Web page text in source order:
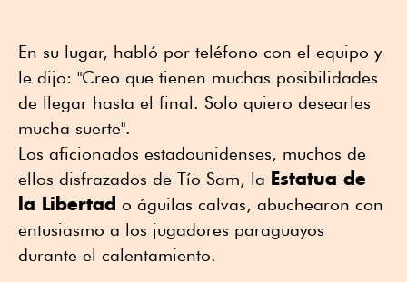
En su lugar, habló por teléfono con el equipo y
le dijo: "Creo que tienen muchas posibilidades
de llegar hasta el final. Solo quiero desearles
mucha suerte".
Los aficionados estadounidenses, muchos de
ellos disfrazados de Tío Sam, la Estatua de
la Libertad o águilas calvas, abuchearon con
entusiasmo a los jugadores paraguayos
durante el calentamiento.